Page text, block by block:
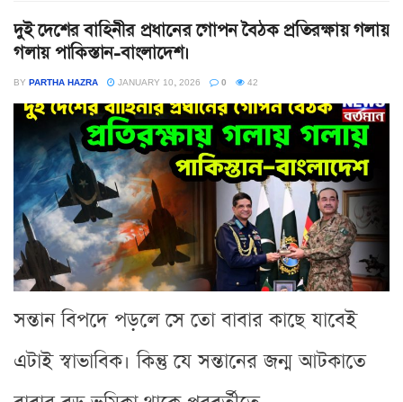
দুই দেশের বাহিনীর প্রধানের গোপন বৈঠক প্রতিরক্ষায় গলায়
গলায় পাকিস্তান-বাংলাদেশ।
BY PARTHA HAZRA JANUARY 10, 2026 0 42
সন্তান বিপদে পড়লে সে তো বাবার কাছে যাবেই
এটাই স্বাভাবিক। কিন্তু যে সন্তানের জন্ম আটকাতে